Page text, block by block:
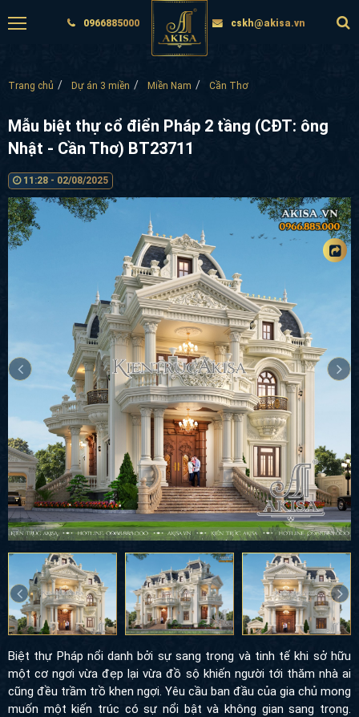
0966885000 cskh@akisa.vn
Trang chủ Dự án 3 miền Miền Nam Cần Thơ
Mẫu biệt thự cổ điển Pháp 2 tầng (CĐT: ông
Nhật - Cần Thơ) BT23711
11:28 - 02/08/2025
Biệt thự Pháp nổi danh bởi sự sang trọng và tinh tế khi sở hữu
một cơ ngơi vừa đẹp lại vừa đồ sộ khiến người tới thăm nhà ai
cũng đều trầm trồ khen ngợi. Yêu cầu ban đầu của gia chủ mong
muốn một kiến trúc có sự nổi bật và không gian sang trọng.